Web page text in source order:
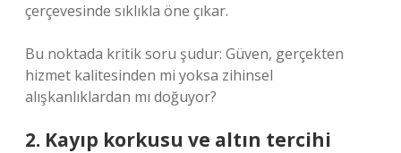
çerçevesinde sıklıkla öne çıkar.
Bu noktada kritik soru şudur: Güven, gerçekten
hizmet kalitesinden mi yoksa zihinsel
alışkanlıklardan mı doğuyor?
2. Kayıp korkusu ve altın tercihi